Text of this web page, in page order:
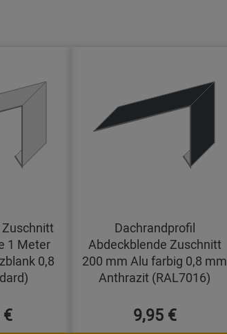
1 Meter
0,8
Dachrandprofil
Abdeckblende Zuschnitt
200 mm Alu farbig 0,8 mm
Anthrazit (RAL7016)
9,95 €